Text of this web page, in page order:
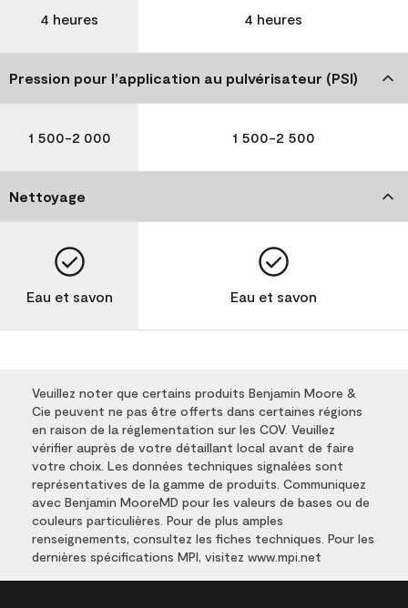
4 heures 4 heures
Pression pour l’application au pulvérisateur (PSI)
1 500-2 000 1 500-2 500
Nettoyage
Eau et savon Eau et savon
Veuillez noter que certains produits Benjamin Moore &
Cie peuvent ne pas être offerts dans certaines régions
en raison de la réglementation sur les COV. Veuillez
vérifier auprès de votre détaillant local avant de faire
votre choix. Les données techniques signalées sont
représentatives de la gamme de produits. Communiquez
avec Benjamin MooreMD pour les valeurs de bases ou de
couleurs particulières. Pour de plus amples
renseignements, consultez les fiches techniques. Pour les
dernières spécifications MPI, visitez www.mpi.net